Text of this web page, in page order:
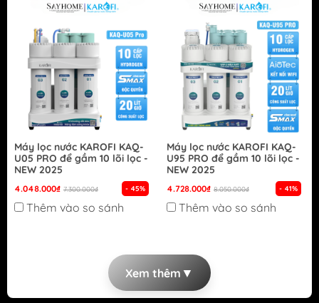
Máy lọc nước KAROFI KAQ-
U05 PRO để gầm 10 lõi lọc -
NEW 2025
4.048.000₫ 7.300.000₫ - 45%
Thêm vào so sánh
Máy lọc nước KAROFI KAQ-
U95 PRO để gầm 10 lõi lọc -
NEW 2025
4.728.000₫ 8.050.000₫ - 41%
Thêm vào so sánh
Xem thêm ▼